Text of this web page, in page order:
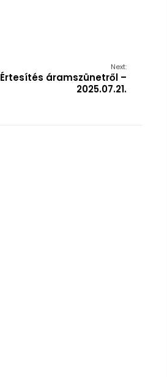
Next:
Értesítés áramszünetről –
2025.07.21.